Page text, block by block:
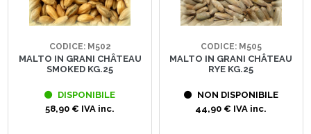
CODICE: M502
MALTO IN GRANI CHÂTEAU
SMOKED KG.25
DISPONIBILE
58,90 € IVA inc.
CODICE: M505
MALTO IN GRANI CHÂTEAU
RYE KG.25
NON DISPONIBILE
44,90 € IVA inc.